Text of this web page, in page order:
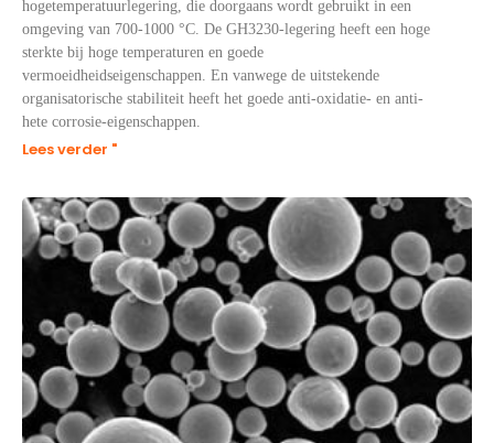
hogetemperatuurlegering, die doorgaans wordt gebruikt in een
omgeving van 700-1000 °C. De GH3230-legering heeft een hoge
sterkte bij hoge temperaturen en goede
vermoeidheidseigenschappen. En vanwege de uitstekende
organisatorische stabiliteit heeft het goede anti-oxidatie- en anti-
hete corrosie-eigenschappen.
Lees verder "